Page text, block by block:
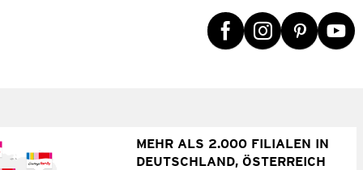
MEHR ALS 2.000 FILIALEN IN
DEUTSCHLAND, ÖSTERREICH